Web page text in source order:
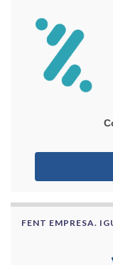
FENT EMPRESA.